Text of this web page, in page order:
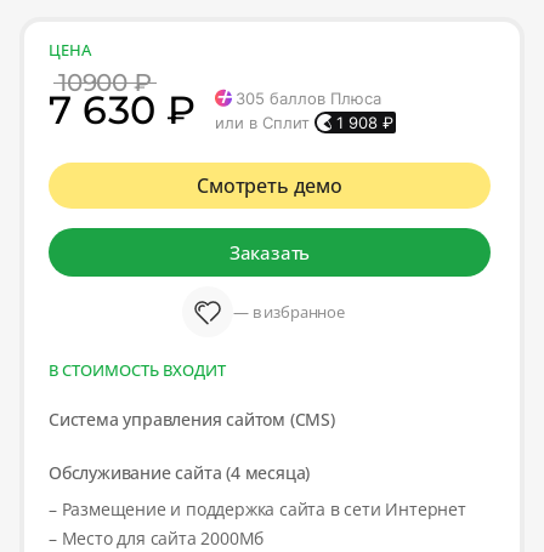
ЦЕНА
10900 ₽
7 630 ₽ 305 баллов Плюса
или в Сплит
1 908 ₽
Смотреть демо
Заказать
— в избранное
В СТОИМОСТЬ ВХОДИТ
Система управления сайтом (CMS)
Обслуживание сайта (4 месяца)
– Размещение и поддержка сайта в сети Интернет
– Место для сайта 2000Мб